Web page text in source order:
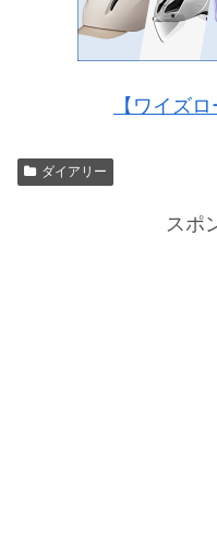
【ワイズ
ダイアリー
スポ